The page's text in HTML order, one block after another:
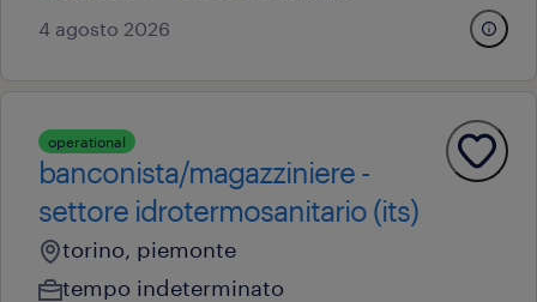
4 agosto 2026
operational
banconista/magazziniere -
settore idrotermosanitario (its)
torino, piemonte
tempo indeterminato